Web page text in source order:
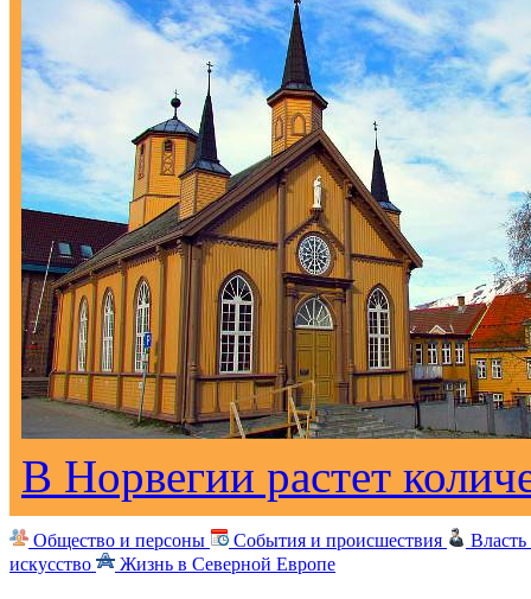
В Норвегии растет
Общество и персоны События и происшествия
искусство
Жизнь в Северной Европе